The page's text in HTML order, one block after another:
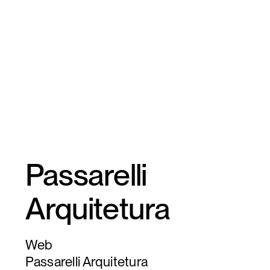
Passarelli
Arquitetura
Web
Passarelli Arquitetura